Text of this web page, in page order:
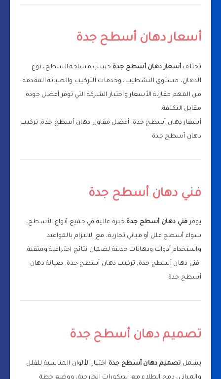
أسعار دهان أسطح جدة
تختلف أسعار دهان أسطح جدة حسب مساحة السطح، نوع
الدهان، مستوى التشطيب، وخدمات التركيب والصيانة المقدمة.
من المهم مقارنة الأسعار واختيار الشركة التي توفر أفضل جودة
مقابل التكلفة.
أسعار دهان أسطح جدة, أفضل مقاول دهان أسطح جدة, تركيب
دهان أسطح جدة
فني دهان أسطح جدة
يوفر فني دهان أسطح جدة خبرة عالية في جميع أنواع الأسطح،
سواء أسطح فلل أو مباني تجارية، مع الالتزام بالمواعيد
واستخدام أدوات ودهانات حديثة لضمان نتائج احترافية ومتقنة.
فني دهان أسطح جدة, تركيب دهان أسطح جدة, صيانة دهان
أسطح جدة
تصميم دهان أسطح جدة
يشمل تصميم دهان أسطح جدة اختيار الألوان المناسبة للفلل